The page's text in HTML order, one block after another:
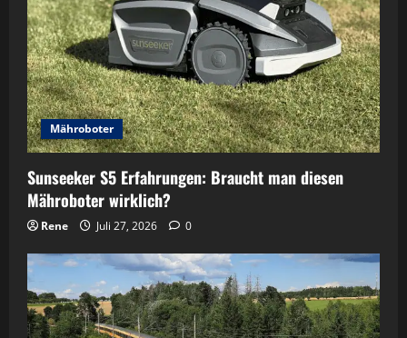
Mähroboter
Sunseeker S5 Erfahrungen: Braucht man diesen
Mähroboter wirklich?
Rene Juli 27, 2026 0